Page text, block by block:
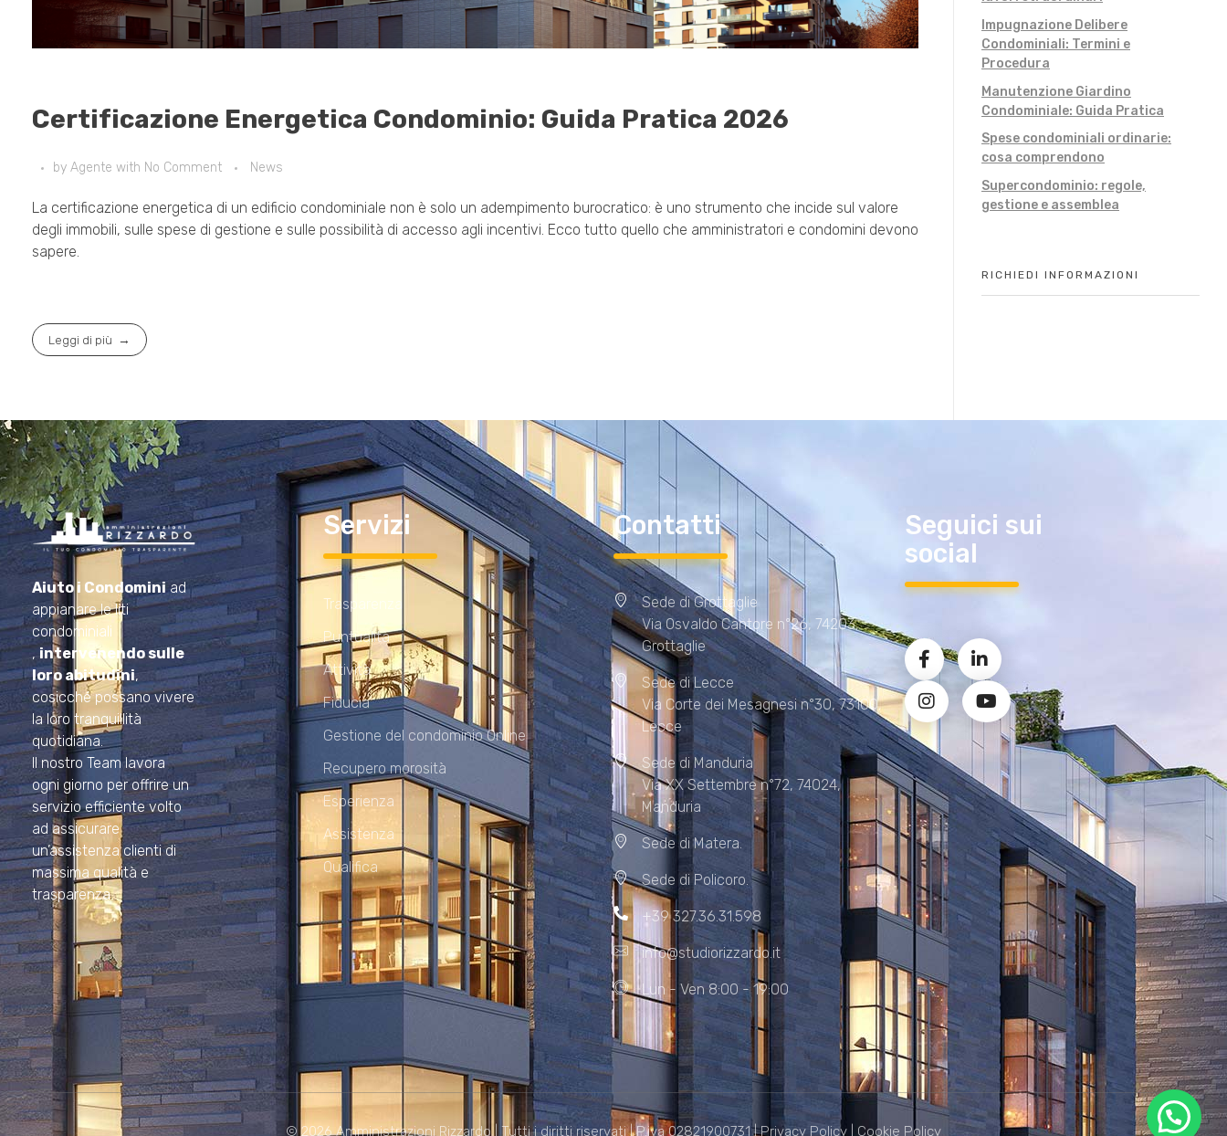
Certificazione Energetica Condominio: Guida Pratica 2026
by Agente with No Comment News
La certificazione energetica di un edificio condominiale non è solo un adempimento burocratico: è uno strumento che incide sul valore
degli immobili, sulle spese di gestione e sulle possibilità di accesso agli incentivi. Ecco tutto quello che amministratori e condomini devono
sapere.
Leggi di più
Impugnazione Delibere
Condominiali: Termini e
Procedura
Manutenzione Giardino
Condominiale: Guida Pratica
Spese condominiali ordinarie:
cosa comprendono
Supercondominio: regole,
gestione e assemblea
RICHIEDI INFORMAZIONI
Amministrazioni Rizzardo
Il tuo condominio trasparente
Aiuto i Condominiad
appianare le liti
condominiali
, intervenendo sulle
loro abitudini,
cosicché possano vivere
la loro tranquillità
quotidiana.
Il nostro Team lavora
ogni giorno per offrire un
servizio efficiente volto
ad assicurare
un’assistenza clienti di
massima qualità e
trasparenza.
Servizi
Trasparenza
Puntualità
Attività
Fiducia
Gestione del condominio Online
Recupero morosità
Esperienza
Assistenza
Qualifica
Contatti
Sede di Grottaglie
Via Osvaldo Cantore n°26, 74203,
Grottaglie
Sede di Lecce
Via Corte dei Mesagnesi n°30, 73100,
Lecce
Sede di Manduria
Via XX Settembre n°72, 74024,
Manduria
Sede di Matera.
Sede di Policoro.
+39 327.36.31.598
info@studiorizzardo.it
Lun - Ven 8:00 - 19:00
Seguici sui
social
© 2026 Amministrazioni Rizzardo | Tutti i diritti riservati | P.iva 02821900731 |Privacy Policy Cookie Policy